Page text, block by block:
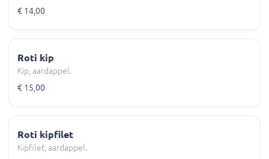
€ 14,00
Roti kip
Kip, aardappel.
€ 15,00
Roti kipfilet
Kipfilet, aardappel.